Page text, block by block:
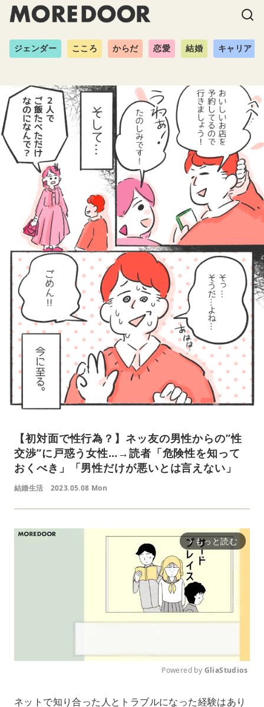
ジェンダー こころ からだ 恋愛 結婚 キャリア
【初対面で性行為？】ネッ友の男性からの”性
交渉”に戸惑う女性…→読者「危険性を知って
おくべき」「男性だけが悪いとは言えない」
結婚生活 2023.05.08 Mon
arrow_forward_ios もっと読む
u
Powered by GliaStudios
ネットで知り合った人とトラブルになった経験はあり